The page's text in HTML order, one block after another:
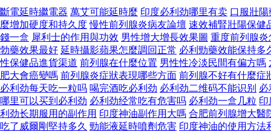
斷電延時繼電器 萬艾可能延時麼 印度必利劲哪里有卖 口服壯
麼增加硬度和持久度 慢性前列腺炎病友論壇 速效補腎壯陽保健
錢一盒 犀利士的作用與功效 男性增大增長效果圖 重度前列腺炎
勃藥效果最好 延時攝影蘋果怎麼調回正常 必利勁藥效能保持多
性保健品進貨渠道 前列腺在什麼位置 男性性冷淡民間有偏方嗎
肥大會癌變嗎 前列腺炎症狀表現哪些方面 前列腺不好有什麼症
必利劲每天吃一粒吗 喝完酒吃必利劲 必利劲二维码不能识别 必
哪里可以买到必利劲 必利劲经常吃有危害吗 必利劲一盒几粒 印
利劲长期服用的副作用 印度神油副作用大嗎 合肥前列腺增大醫
吃了威爾剛堅持多久 勁能液延時噴劑危害 印度神油的使用方法